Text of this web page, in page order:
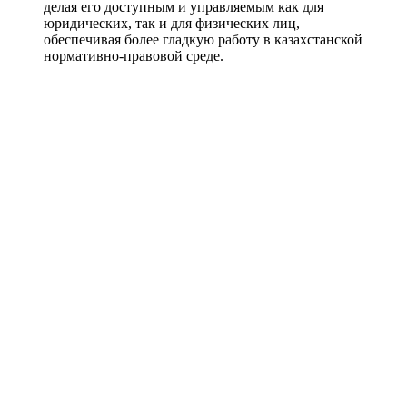
делая его доступным и управляемым как для
юридических, так и для физических лиц,
обеспечивая более гладкую работу в казахстанской
нормативно-правовой среде.